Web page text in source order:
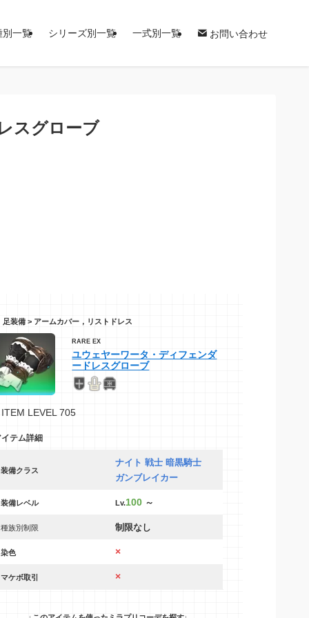
別一覧 シリーズ別一覧 一式別一覧 お問い合わせ
スグローブ
足装備 > アームカバー，リストドレス
RARE EX
ユウェヤーワータ・ディフェンダ
ードレスグローブ
ITEM LEVEL 705
イテム詳細
装備クラス
ナイト 戦士 暗黒騎士
ガンブレイカー
装備レベル Lv.100～
種族別制限 制限なし
染色 ×
マケボ取引 ×